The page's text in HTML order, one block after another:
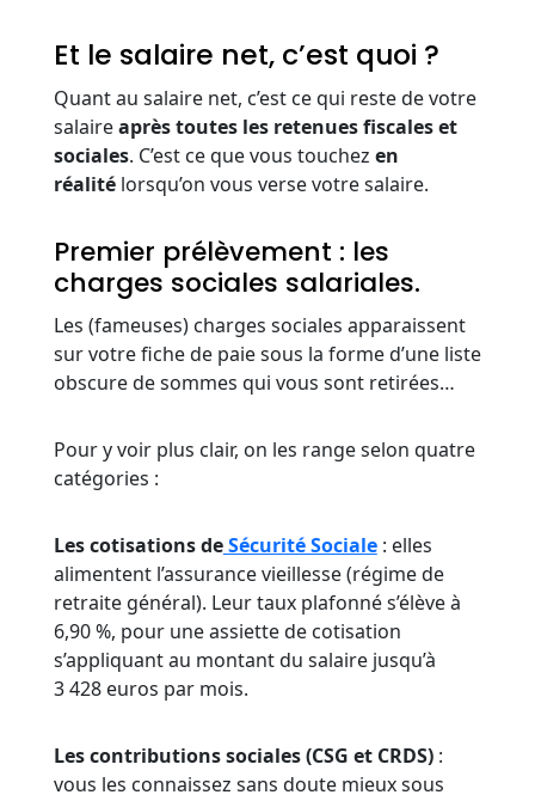
Et le salaire net, c’est quoi ?
Quant au salaire net, c’est ce qui reste de votre
salaireaprès toutes les retenues fiscales et
sociales. C’est ce que vous touchez en
réalitélorsqu’on vous verse votre salaire.
Premier prélèvement : les
charges sociales salariales.
Les (fameuses) charges sociales apparaissent
sur votre fiche de paie sous la forme d’une liste
obscure de sommes qui vous sont retirées…
Pour y voir plus clair, on les range selon quatre
catégories :
Les cotisations deSécurité Sociale: elles
alimentent l’assurance vieillesse (régime de
retraite général). Leur taux plafonné s’élève à
6,90 %, pour une assiette de cotisation
s’appliquant au montant du salaire jusqu’à
3 428 euros par mois.
Les contributions sociales (CSG et CRDS) :
vous les connaissez sans doute mieux sous